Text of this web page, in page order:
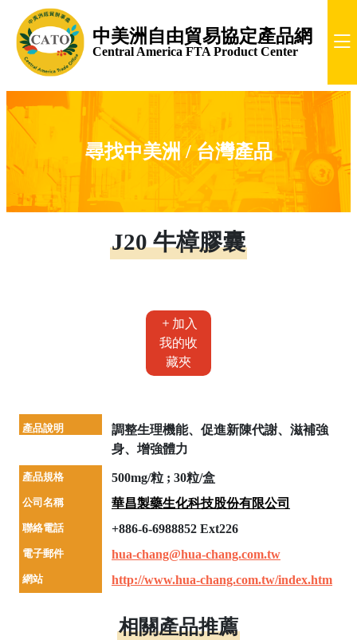
中美洲自由貿易協定產品網
Central America FTA Product Center
尋找中美洲 / 台灣產品
J20 牛樟膠囊
加入
我的收
藏夾
產品說明
調整生理機能、促進新陳代謝、滋補強
身、增強體力
產品規格 500mg/粒 ; 30粒/盒
公司名稱 華昌製藥生化科技股份有限公司
聯絡電話 +886-6-6988852 Ext226
電子郵件 hua-chang@hua-chang.com.tw
網站 http://www.hua-chang.com.tw/index.htm
相關產品推薦